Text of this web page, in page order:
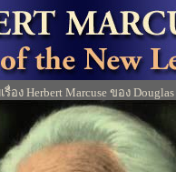
Herbert Marcuse ของ